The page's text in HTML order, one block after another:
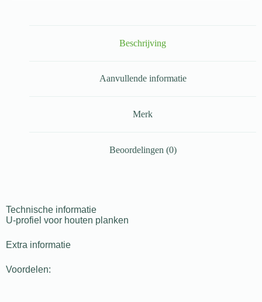
Beschrijving
Aanvullende informatie
Merk
Beoordelingen (0)
Technische informatie
U-profiel voor houten planken
Extra informatie
Voordelen: